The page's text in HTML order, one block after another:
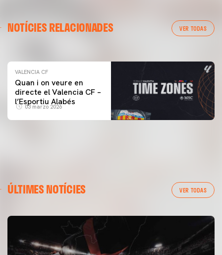
NOTÍCIES RELACIONADES VER TODAS
ENTRENAMENT DEL VALENCIA CF 04/03/26
VALENCIA CF
Quan i on veure en
directe el Valencia CF –
l’Esportiu Alabés
03 marzo 2026
ÚLTIMES NOTÍCIES VER TODAS